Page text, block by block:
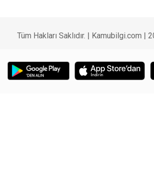
Tüm Hakları Saklıdır. | Kamubilgi.com |